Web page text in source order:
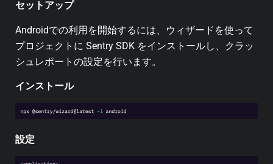
セットアップ
Androidでの利用を開始するには、ウィザードを使って
プロジェクトに Sentry SDK をインストールし、クラッ
シュレポートの設定を行います。
インストール
設定